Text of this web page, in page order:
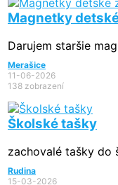
Magnetky
Darujem staršie
Merašice
11-06-2026
138 zobrazení
Školské tašky
zachovalé tašky do
Rudina
15-03-2026